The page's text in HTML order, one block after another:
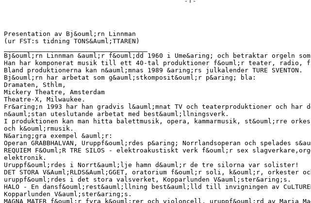
Presentation av Bj&ouml;rn Linnman
(ur FST:s tidning TONS&Auml;TTAREN)
Bj&ouml;rn Linnman &auml;r f&ouml;dd 1960 i Ume&aring; och betraktar orgeln
Han har komponerat musik till ett 40-tal produktioner f&ouml;r teater, radio,
Bland produktionerna kan n&auml;mnas 1989 &aring;rs julkalender TURE SVENTON.
Bj&ouml;rn har arbetat som g&auml;stkomposit&ouml;r p&aring; bla:
Dramaten, Sthlm,
Mickery Theatre, Amsterdam
Theatre-X, Milwaukee.
Fr&aring;n 1993 har han gradvis l&auml;mnat TV och teaterproduktioner och har
n&auml;stan uteslutande arbetat med best&auml;llningsverk.
I produktionen kan man hitta balettmusik, opera, kammarmusik, st&ouml;rre
och k&ouml;rmusik.
N&aring;gra exempel &auml;r:
Operan GRABBHALVAN, Uruppf&ouml;rdes p&aring; Norrlandsoperan och spelades
REQUIEM F&Ouml;R TRE SILOS - elektroakustiskt verk f&ouml;r sex
elektronik.
Uruppf&ouml;rdes i Norrt&auml;lje hamn d&auml;r de tre silorna var solister!
DET STORA V&Auml;RLDS&Auml;GGET, oratorium f&ouml;r soli, k&ouml;r, orkester
uruppf&ouml;rdes i det stora valsverket, Kopparlunden V&auml;ster&aring;s.
HALO - En dansf&ouml;rest&auml;llning best&auml;lld till invigningen av
Kopparlunden V&auml;ster&aring;s.
MAGNA MATER f&ouml;r fyra k&ouml;rer och violoncell, uruppf&ouml;rd av Maria